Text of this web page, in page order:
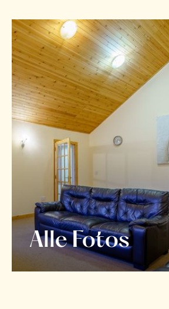
Alle Fotos